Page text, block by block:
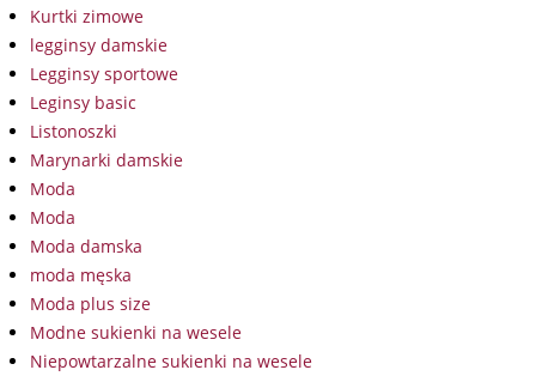
Kurtki zimowe
legginsy damskie
Legginsy sportowe
Leginsy basic
Listonoszki
Marynarki damskie
Moda
Moda
Moda damska
moda męska
Moda plus size
Modne sukienki na wesele
Niepowtarzalne sukienki na wesele